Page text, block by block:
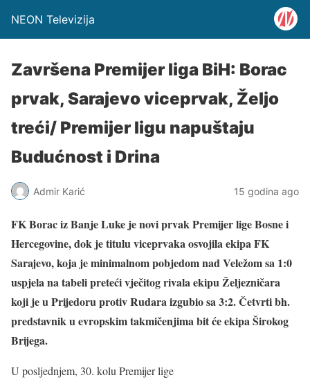
NEON Televizija
Završena Premijer liga BiH: Borac
prvak, Sarajevo viceprvak, Željo
treći/ Premijer ligu napuštaju
Budućnost i Drina
Admir Karić 15 godina ago
FK Borac iz Banje Luke je novi prvak Premijer lige Bosne i
Hercegovine, dok je titulu viceprvaka osvojila ekipa FK
Sarajevo, koja je minimalnom pobjedom nad Veležom sa 1:0
uspjela na tabeli preteći vječitog rivala ekipu Željezničara
koji je u Prijedoru protiv Rudara izgubio sa 3:2. Četvrti bh.
predstavnik u evropskim takmičenjima bit će ekipa Širokog
Brijega.
U posljednjem, 30. kolu Premijer lige